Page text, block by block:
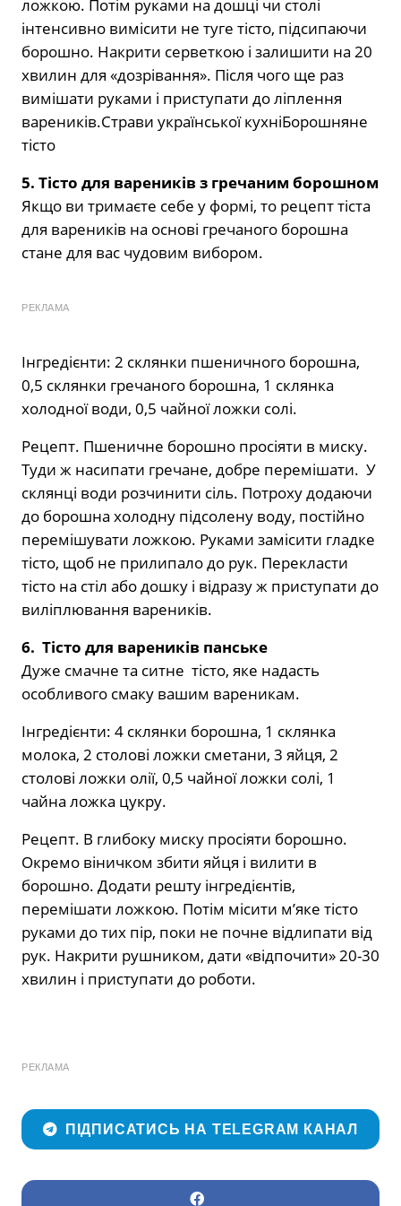
ложкою. Потім руками на дошці чи столі
інтенсивно вимісити не туге тісто, підсипаючи
борошно. Накрити серветкою і залишити на 20
хвилин для «дозрівання». Після чого ще раз
вимішати руками і приступати до ліплення
вареників.Страви української кухніБорошняне
тісто
5. Тісто для вареників з гречаним борошном
Якщо ви тримаєте себе у формі, то рецепт тіста
для вареників на основі гречаного борошна
стане для вас чудовим вибором.
РЕКЛАМА
Інгредієнти: 2 склянки пшеничного борошна,
0,5 склянки гречаного борошна, 1 склянка
холодної води, 0,5 чайної ложки солі.
Рецепт. Пшеничне борошно просіяти в миску.
Туди ж насипати гречане, добре перемішати. У
склянці води розчинити сіль. Потроху додаючи
до борошна холодну підсолену воду, постійно
перемішувати ложкою. Руками замісити гладке
тісто, щоб не прилипало до рук. Перекласти
тісто на стіл або дошку і відразу ж приступати до
виліплювання вареників.
6. Тісто для вареників панське
Дуже смачне та ситне тісто, яке надасть
особливого смаку вашим вареникам.
Інгредієнти: 4 склянки борошна, 1 склянка
молока, 2 столові ложки сметани, 3 яйця, 2
столові ложки олії, 0,5 чайної ложки солі, 1
чайна ложка цукру.
Рецепт. В глибоку миску просіяти борошно.
Окремо віничком збити яйця і вилити в
борошно. Додати решту інгредієнтів,
перемішати ложкою. Потім місити м’яке тісто
руками до тих пір, поки не почне відлипати від
рук. Накрити рушником, дати «відпочити» 20-30
хвилин і приступати до роботи.
РЕКЛАМА
ПІДПИСАТИСЬ НА TELEGRAM КАНАЛ